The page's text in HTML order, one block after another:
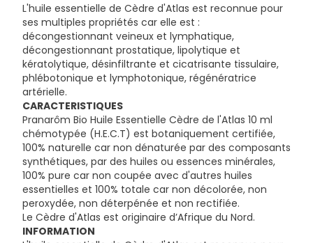
L'huile essentielle de Cèdre d'Atlas est reconnue pour
ses multiples propriétés car elle est :
décongestionnant veineux et lymphatique,
décongestionnant prostatique, lipolytique et
kératolytique, désinfiltrante et cicatrisante tissulaire,
phlébotonique et lymphotonique, régénératrice
artérielle.
CARACTERISTIQUES
Pranarôm Bio Huile Essentielle Cèdre de l'Atlas 10 ml
chémotypée (H.E.C.T) est botaniquement certifiée,
100% naturelle car non dénaturée par des composants
synthétiques, par des huiles ou essences minérales,
100% pure car non coupée avec d'autres huiles
essentielles et 100% totale car non décolorée, non
peroxydée, non déterpénée et non rectifiée.
Le Cèdre d'Atlas est originaire d’Afrique du Nord.
INFORMATION